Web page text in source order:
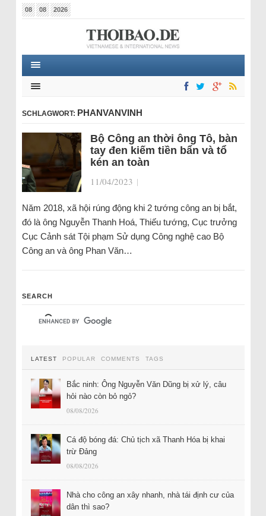
08 08 2026
SCHLAGWORT: PHANVANVINH
Bộ Công an thời ông Tô, bàn
tay đen kiếm tiền bẩn và tổ
kén an toàn
11/04/2023 |
Năm 2018, xã hội rúng động khi 2 tướng công an bị bắt,
đó là ông Nguyễn Thanh Hoá, Thiếu tướng, Cục trưởng
Cục Cảnh sát Tội phạm Sử dụng Công nghệ cao Bộ
Công an và ông Phan Văn…
SEARCH
LATEST POPULAR COMMENTS TAGS
Bắc ninh: Ông Nguyễn Văn Dũng bị xử lý, câu
hỏi nào còn bỏ ngỏ?
08/08/2026
Cá độ bóng đá: Chủ tịch xã Thanh Hóa bị khai
trừ Đảng
08/08/2026
Nhà cho công an xây nhanh, nhà tái định cư của
dân thì sao?